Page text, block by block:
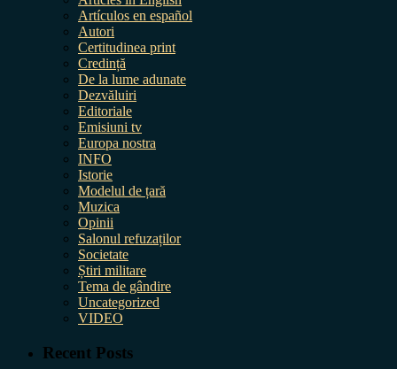
Artículos en español
Autori
Certitudinea print
Credință
De la lume adunate
Dezvăluiri
Editoriale
Emisiuni tv
Europa nostra
INFO
Istorie
Modelul de țară
Muzica
Opinii
Salonul refuzaților
Societate
Știri militare
Tema de gândire
Uncategorized
VIDEO
Recent Posts